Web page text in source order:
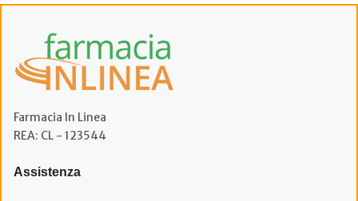
Farmacia In Linea
REA: CL - 123544
Assistenza